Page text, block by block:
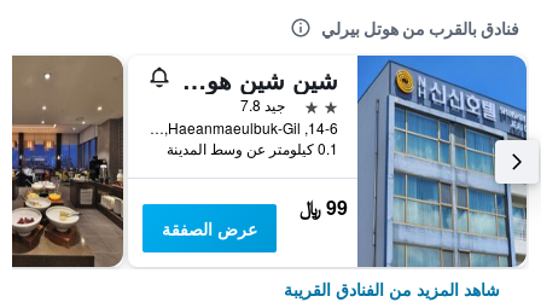
فنادق بالقرب من هوتل بيرلي
شين شين هوتل جيجو سيتي
2 نجمتين
جيد 7.8
14-6, Haeanmaeulbuk-Gil, جيجو, كوريا الجنوبية
0.1 كيلومتر عن وسط المدينة
99 ﷼
عرض الصفقة
شاهد المزيد من الفنادق القريبة